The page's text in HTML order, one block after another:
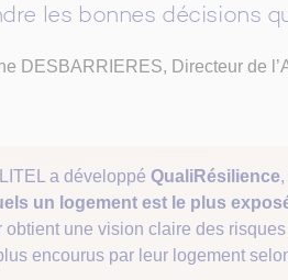
les bonnes décisions
DESBARRIERES, Directeur de
a développé QualiRésilience
un logement est le plus
obtient une vision claire des
encourus par leur logement